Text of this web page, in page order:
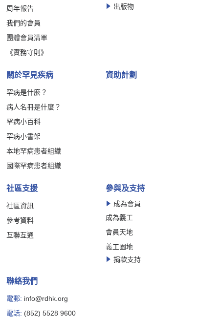
周年報告
我們的會員
團體會員清單
《實務守則》
出版物
關於罕見疾病
罕病是什麼？
病人名冊是什麼？
罕病小百科
罕病小書架
本地罕病患者組織
國際罕病患者組織
資助計劃
社區支援
社區資訊
參考資料
互聯互通
參與及支持
成為會員
成為義工
會員天地
義工園地
捐款支持
聯絡我們
電郵: info@rdhk.org
電話: (852) 5528 9600